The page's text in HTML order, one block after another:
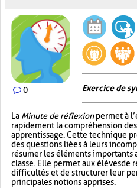
0 Exercice de
La Minute de réflexionpermet à
rapidement la compréhension
apprentissage. Cette technique
des questions liées à leurs
résumer les éléments importants
classe. Elle permet aux élèves de
difficultés et de structurer leur
principales notions apprises.